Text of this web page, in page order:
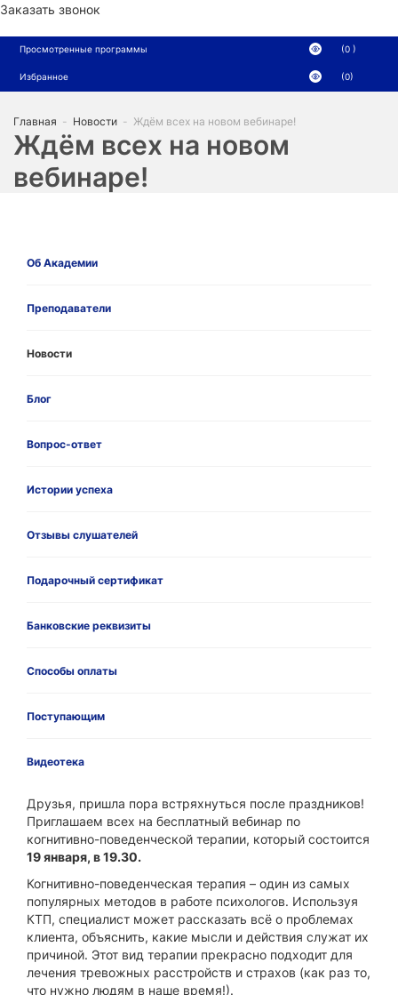
Заказать звонок
Просмотренные программы (0 )
Избранное (0)
Главная - Новости - Ждём всех на новом вебинаре!
Ждём всех на новом
вебинаре!
Об Академии
Преподаватели
Новости
Блог
Вопрос-ответ
Истории успеха
Отзывы слушателей
Подарочный сертификат
Банковские реквизиты
Способы оплаты
Поступающим
Видеотека
Друзья, пришла пора встряхнуться после праздников!
Приглашаем всех на бесплатный вебинар по
когнитивно-поведенческой терапии, который состоится
19 января, в 19.30.
Когнитивно-поведенческая терапия – один из самых
популярных методов в работе психологов. Используя
КТП, специалист может рассказать всё о проблемах
клиента, объяснить, какие мысли и действия служат их
причиной. Этот вид терапии прекрасно подходит для
лечения тревожных расстройств и страхов (как раз то,
что нужно людям в наше время!).